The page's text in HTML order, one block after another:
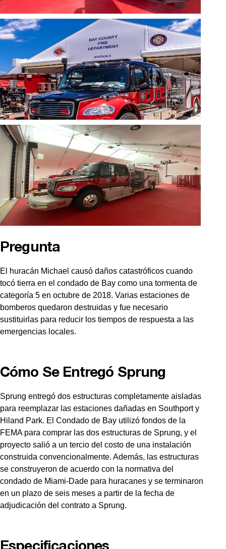
Pregunta
El huracán Michael causó daños catastróficos cuando
tocó tierra en el condado de Bay como una tormenta de
categoría 5 en octubre de 2018. Varias estaciones de
bomberos quedaron destruidas y fue necesario
sustituirlas para reducir los tiempos de respuesta a las
emergencias locales.
Cómo Se Entregó Sprung
Sprung entregó dos estructuras completamente aisladas
para reemplazar las estaciones dañadas en Southport y
Hiland Park. El Condado de Bay utilizó fondos de la
FEMA para comprar las dos estructuras de Sprung, y el
proyecto salió a un tercio del costo de una instalación
construida convencionalmente. Además, las estructuras
se construyeron de acuerdo con la normativa del
condado de Miami-Dade para huracanes y se terminaron
en un plazo de seis meses a partir de la fecha de
adjudicación del contrato a Sprung.